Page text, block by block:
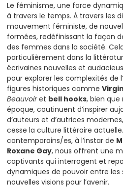
Le féminisme, une force
à travers le temps. À travers les
mouvement féministe, de
formées, redéfinissant la façon
des femmes dans la société.
particulièrement dans la
écrivaines nouvelles et
pour explorer les complexités de
figures historiques comme
Beauvoiret bell hooks, bien
époque, coutinuent d’inspirer
d’auteurs et d’autrices
cesse la culture littéraire
contemporains/es, à l’instar de
Roxane Gay, nous offrent une
captivants qui interrogent et
dynamiques de pouvoir entre les
nouvelles visions pour l’avenir.